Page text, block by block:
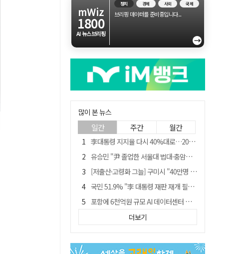
mWiz
1800
AI 뉴스브리핑
정치 경제 사회 국제
브리핑 데이터를 준비중입니다...
→
많이 본 뉴스
일간 주간 월간
李대통령 지지율 다시 40%대로…20대는 18.8%p 급락
유승민 "尹 졸업한 서울대 법대·충암고도 없애야"…李 육사 통합 직격
[저출산·고령화 그늘] 구미시 "40만명 사수" 고령군 "3만명대 회복"
국민 51.9% "李 대통령 재판 재개 필요하다"
포항에 6천억원 규모 AI 데이터센터 들어선다
李대통령 "육사 출신이 또 쿠데타 할 수도"…육사 총동창회 "정치적 보복"
경북 영천시, 9월부터 11월까지 반값 여행 혜택 제공
더보기